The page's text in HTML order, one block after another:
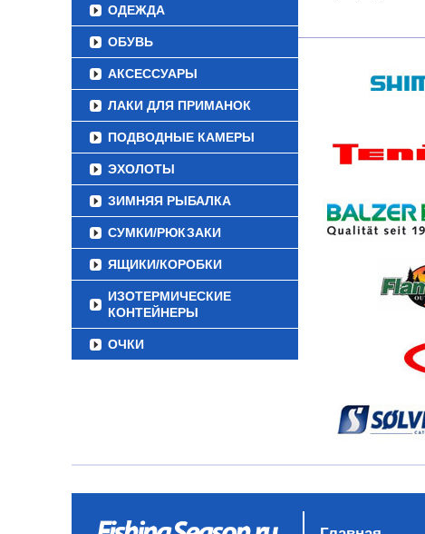
ОДЕЖДА
ОБУВЬ
АКСЕССУАРЫ
ЛАКИ ДЛЯ ПРИМАНОК
ПОДВОДНЫЕ КАМЕРЫ
ЭХОЛОТЫ
ЗИМНЯЯ РЫБАЛКА
СУМКИ/РЮКЗАКИ
ЯЩИКИ/КОРОБКИ
ИЗОТЕРМИЧЕСКИЕ
КОНТЕЙНЕРЫ
ОЧКИ